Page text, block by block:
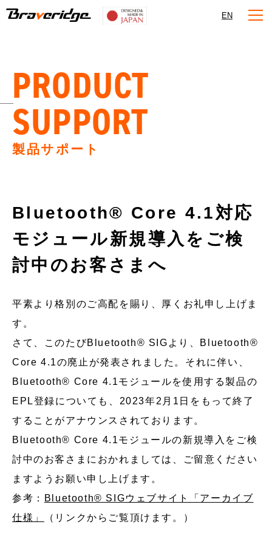
Braveridge
EN
PRODUCT
SUPPORT
製品サポート
Bluetooth® Core 4.1対応
モジュール新規導入をご検
討中のお客さまへ
平素より格別のご高配を賜り、厚くお礼申し上げま
す。
さて、このたびBluetooth® SIGより、Bluetooth®
Core 4.1の廃止が発表されました。それに伴い、
Bluetooth® Core 4.1モジュールを使用する製品の
EPL登録についても、2023年2月1日をもって終了
することがアナウンスされております。
Bluetooth® Core 4.1モジュールの新規導入をご検
討中のお客さまにおかれましては、ご留意ください
ますようお願い申し上げます。
参考：
Bluetooth® SIGウェブサイト「アーカイブ
仕様」
（リンクからご覧頂けます。）